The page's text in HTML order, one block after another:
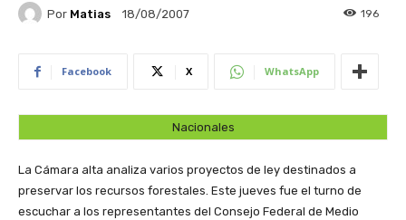
Por Matias 18/08/2007 196
Facebook X WhatsApp
Nacionales
La Cámara alta analiza varios proyectos de ley destinados a
preservar los recursos forestales. Este jueves fue el turno de
escuchar a los representantes del Consejo Federal de Medio